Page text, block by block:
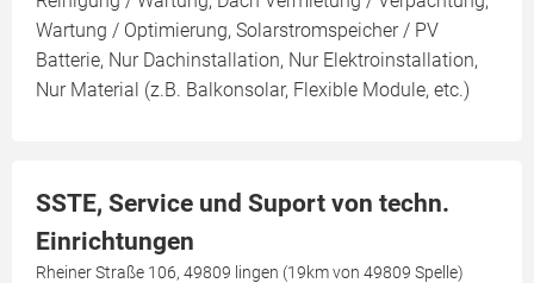
Wartung / Optimierung, Solarstromspeicher / PV
Batterie, Nur Dachinstallation, Nur Elektroinstallation,
Nur Material (z.B. Balkonsolar, Flexible Module, etc.)
SSTE, Service und Suport von techn.
Einrichtungen
Rheiner Straße 106, 49809 lingen (19km von 49809 Spelle)